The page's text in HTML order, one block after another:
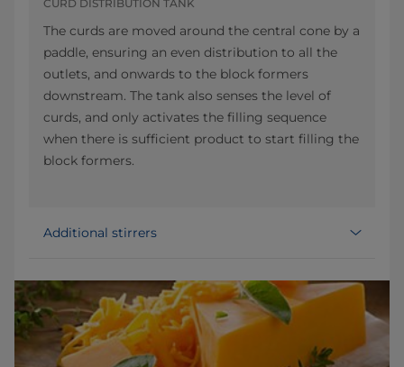
CURD DISTRIBUTION TANK
The curds are moved around the central cone by a
paddle, ensuring an even distribution to all the
outlets, and onwards to the block formers
downstream. The tank also senses the level of
curds, and only activates the filling sequence
when there is sufficient product to start filling the
block formers.
Additional stirrers